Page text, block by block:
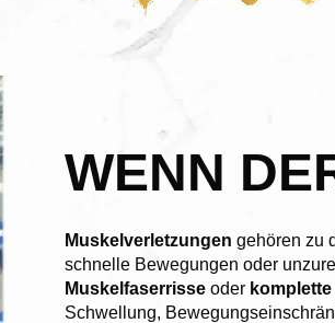
WENN
Muskelverletzungen gehören zu
schnelle Bewegungen oder
Muskelfaserrisse oder
Schwellung,